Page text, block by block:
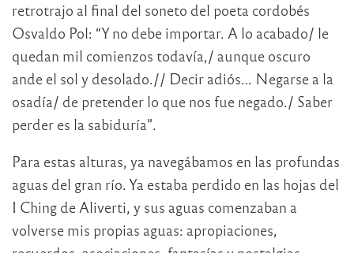
retrotrajo al final del soneto del poeta cordobés
Osvaldo Pol: “Y no debe importar. A lo acabado/ le
quedan mil comienzos todavía,/ aunque oscuro
ande el sol y desolado.// Decir adiós… Negarse a la
osadía/ de pretender lo que nos fue negado./ Saber
perder es la sabiduría”.
Para estas alturas, ya navegábamos en las profundas
aguas del gran río. Ya estaba perdido en las hojas del
I Ching de Aliverti, y sus aguas comenzaban a
volverse mis propias aguas: apropiaciones,